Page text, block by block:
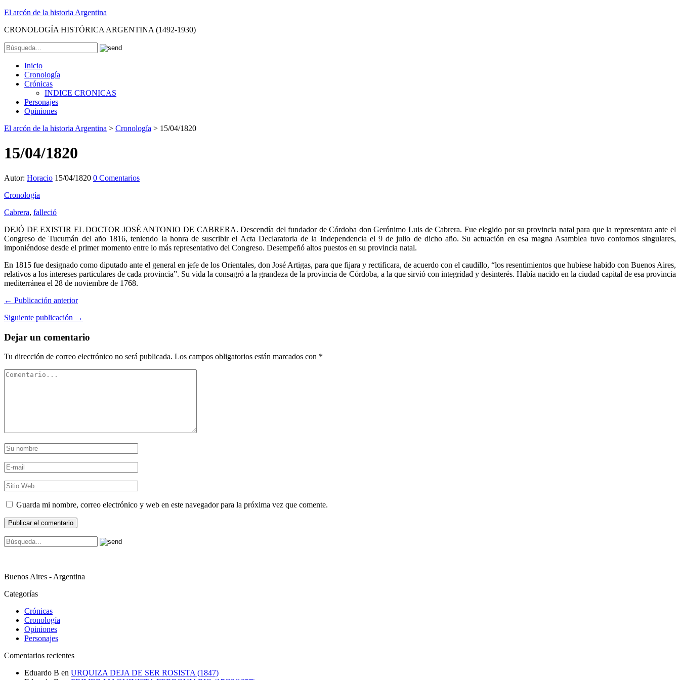
El arcón de la historia Argentina
CRONOLOGÍA HISTÓRICA ARGENTINA (1492-1930)
Inicio
Cronología
Crónicas
INDICE CRONICAS
Personajes
Opiniones
El arcón de la historia Argentina > Cronología > 15/04/1820
15/04/1820
Autor: Horacio 15/04/1820 0 Comentarios
Cronología
Cabrera, falleció
DEJÓ DE EXISTIR EL DOCTOR JOSÉ ANTONIO DE CABRERA. Descendía del fundador de Córdoba don Gerónimo Luis de Cabrera. Fue elegido por su provincia natal para que la representara ante el
Congreso de Tucumán del año 1816, teniendo la honra de suscribir el Acta De­claratoria de la Independencia el 9 de julio de dicho año. Su actuación en esa magna Asamblea tuvo contornos singulares,
imponiéndose desde el primer momento entre lo más representativo del Congreso. Desempeñó altos puestos en su provincia natal.
En 1815 fue designado como diputado ante el general en jefe de los Orientales, don José Artigas, para que fijara y rectificara, de acuerdo con el caudillo, “los resentimientos que hubiese habido con Buenos Aires,
relativos a los intereses particulares de cada provincia”. Su vida la consagró a la grandeza de la provincia de Córdoba, a la que sirvió con integridad y desinterés. Había nacido en la ciudad capital de esa provincia
mediterránea el 28 de noviembre de 1768.
← Publicación anterior
Siguiente publicación →
Dejar un comentario
Tu dirección de correo electrónico no será publicada. Los campos obligatorios están marcados con *
Guarda mi nombre, correo electrónico y web en este navegador para la próxima vez que comente.
Buenos Aires - Argentina
Categorías
Crónicas
Cronología
Opiniones
Personajes
Comentarios recientes
Eduardo B en URQUIZA DEJA DE SER ROSISTA (1847)